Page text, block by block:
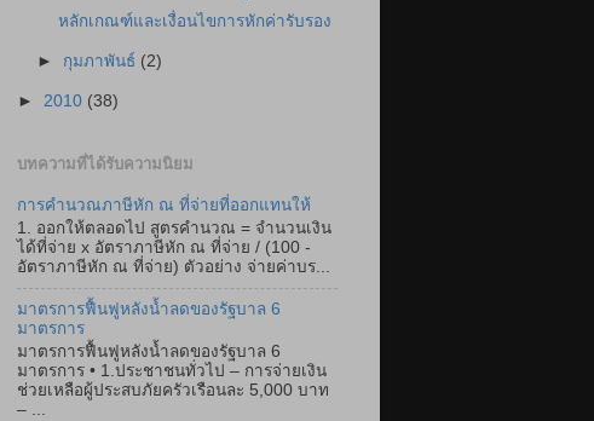
หลักเกณฑ์และเงื่อนไขการหักค่ารับรอง
► กุมภาพันธ์ (2)
► 2010 (38)
บทความที่ได้รับความนิยม
การคำนวณภาษีหัก ณ ที่จ่ายที่ออกแทนให้
1. ออกให้ตลอดไป สูตรคำนวณ = จำนวนเงิน
ได้ที่จ่าย x อัตราภาษีหัก ณ ที่จ่าย / (100 -
อัตราภาษีหัก ณ ที่จ่าย) ตัวอย่าง จ่ายค่าบร...
มาตรการฟื้นฟูหลังน้ำลดของรัฐบาล 6
มาตรการ
มาตรการฟื้นฟูหลังน้ำลดของรัฐบาล 6
มาตรการ • 1.ประชาชนทั่วไป – การจ่ายเงิน
ช่วยเหลือผู้ประสบภัยครัวเรือนละ 5,000 บาท
– ...